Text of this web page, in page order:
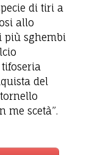
di tiri a
allo
più sghembi
del
me scetà”.